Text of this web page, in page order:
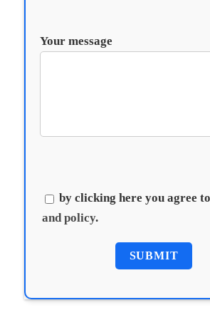
Your message
by clicking here you agree
and policy.